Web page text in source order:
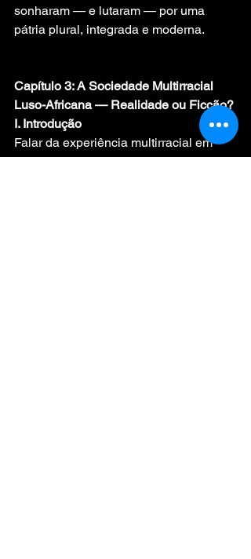
sonharam — e lutaram — por uma
pátria plural, integrada e moderna.
Capítulo 3: A Sociedade Multirracial
Luso-Africana — Realidade ou Ficção?
I. Introdução
Falar da experiência multirracial em
Angola é, antes de tudo, um exercício